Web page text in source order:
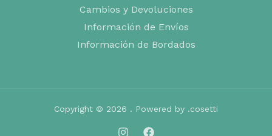
Cambios y Devoluciones
Información de Envíos
Información de Bordados
Copyright © 2026 . Powered by .cosetti